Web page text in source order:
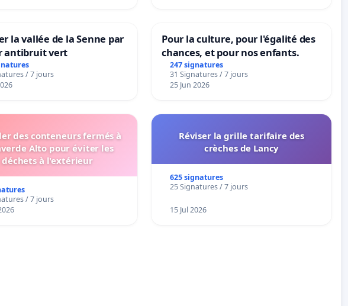
la vallée de la Senne par
antibruit vert
/ 7 jours
Pour la culture, pour l'égalité des
chances, et pour nos enfants.
247 signatures
31 Signatures / 7 jours
25 Jun 2026
des conteneurs fermés à
Alto pour éviter les
déchets à l'extérieur
/ 7 jours
Réviser la grille tarifaire des
crèches de Lancy
625 signatures
25 Signatures / 7 jours
15 Jul 2026